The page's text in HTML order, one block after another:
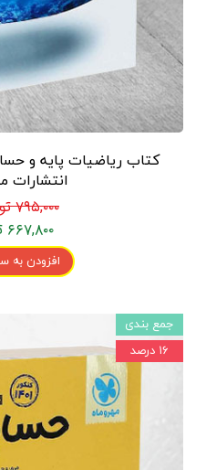
کتاب ریاضیات پایه و
انتشارات
۷۹۵,۰۰۰ تومان
۶۶۷,۸۰۰ تومان
افزودن به
جمع بندی
۱۶ درصد